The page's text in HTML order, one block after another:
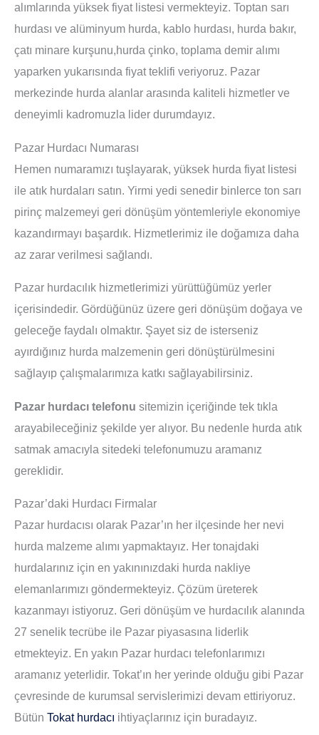
alımlarında yüksek fiyat listesi vermekteyiz. Toptan sarı
hurdası ve alüminyum hurda, kablo hurdası, hurda bakır,
çatı minare kurşunu,hurda çinko, toplama demir alımı
yaparken yukarısında fiyat teklifi veriyoruz. Pazar
merkezinde hurda alanlar arasında kaliteli hizmetler ve
deneyimli kadromuzla lider durumdayız.
Pazar Hurdacı Numarası
Hemen numaramızı tuşlayarak, yüksek hurda fiyat listesi
ile atık hurdaları satın. Yirmi yedi senedir binlerce ton sarı
pirinç malzemeyi geri dönüşüm yöntemleriyle ekonomiye
kazandırmayı başardık. Hizmetlerimiz ile doğamıza daha
az zarar verilmesi sağlandı.
Pazar hurdacılık hizmetlerimizi yürüttüğümüz yerler
içerisindedir. Gördüğünüz üzere geri dönüşüm doğaya ve
geleceğe faydalı olmaktır. Şayet siz de isterseniz
ayırdığınız hurda malzemenin geri dönüştürülmesini
sağlayıp çalışmalarımıza katkı sağlayabilirsiniz.
Pazar hurdacı telefonu sitemizin içeriğinde tek tıkla
arayabileceğiniz şekilde yer alıyor. Bu nedenle hurda atık
satmak amacıyla sitedeki telefonumuzu aramanız
gereklidir.
Pazar’daki Hurdacı Firmalar
Pazar hurdacısı olarak Pazar’ın her ilçesinde her nevi
hurda malzeme alımı yapmaktayız. Her tonajdaki
hurdalarınız için en yakınınızdaki hurda nakliye
elemanlarımızı göndermekteyiz. Çözüm üreterek
kazanmayı istiyoruz. Geri dönüşüm ve hurdacılık alanında
27 senelik tecrübe ile Pazar piyasasına liderlik
etmekteyiz. En yakın Pazar hurdacı telefonlarımızı
aramanız yeterlidir. Tokat’ın her yerinde olduğu gibi Pazar
çevresinde de kurumsal servislerimizi devam ettiriyoruz.
Bütün Tokat hurdacı ihtiyaçlarınız için buradayız.